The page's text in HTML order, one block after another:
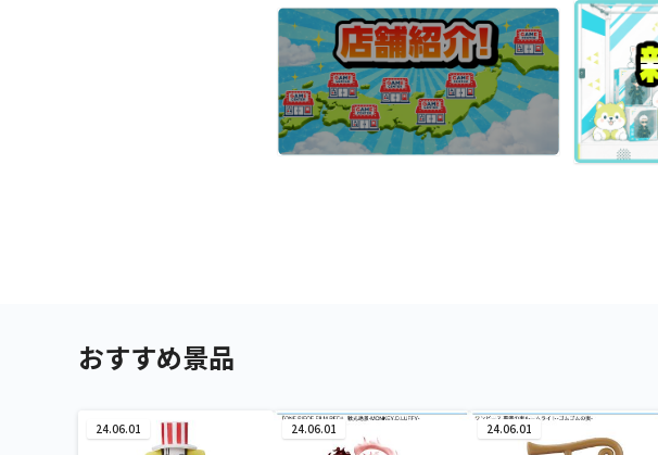
おすすめ景品
24.06.01 24.06.01 24.06.01